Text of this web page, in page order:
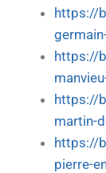
https://
https://
https://
martin-
https://
pierre-